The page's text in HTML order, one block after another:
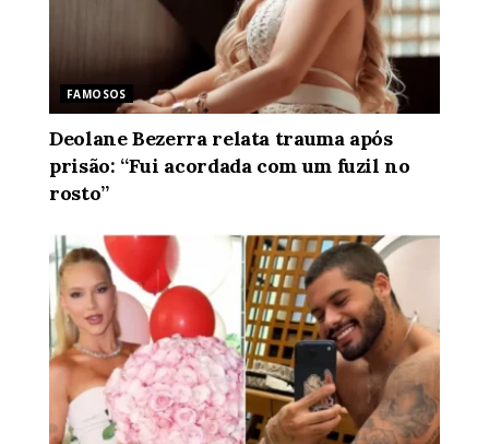
FAMOSOS
Deolane Bezerra relata trauma após
prisão: “Fui acordada com um fuzil no
rosto”